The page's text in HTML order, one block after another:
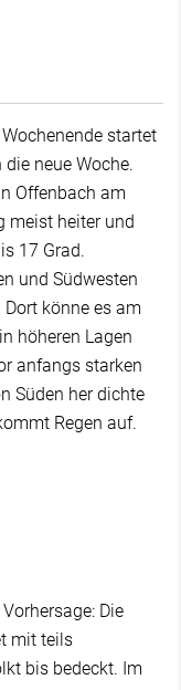
startet
neue Woche.
Offenbach am
meist heiter und
17 Grad.
und Südwesten
könne es am
höheren Lagen
anfangs starken
Süden her dichte
Regen auf.
Die
mit teils
bis bedeckt. Im